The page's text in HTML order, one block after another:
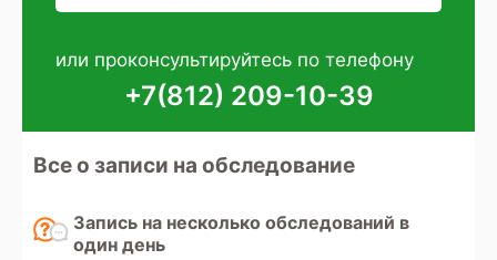
или проконсультируйтесь по телефону
+7(812) 209-10-39
Все о записи на обследование
Запись на несколько обследований в
один день